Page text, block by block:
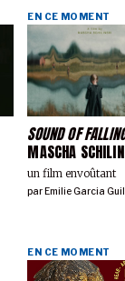
SOUND OF
MASCHA
un film envoûtant
EN CE MOMENT
parEmilie Garcia
EN CE MOMENT